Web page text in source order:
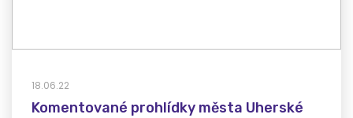
18.06.22
Komentované prohlídky města Uherské